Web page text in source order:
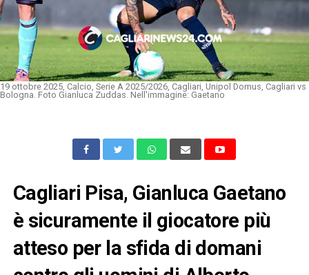
19 ottobre 2025, Calcio, Serie A 2025/2026, Cagliari, Unipol Domus, Cagliari vs
Bologna. Foto Gianluca Zuddas. Nell'immagine: Gaetano
Cagliari Pisa, Gianluca Gaetano
è sicuramente il giocatore più
atteso per la sfida di domani